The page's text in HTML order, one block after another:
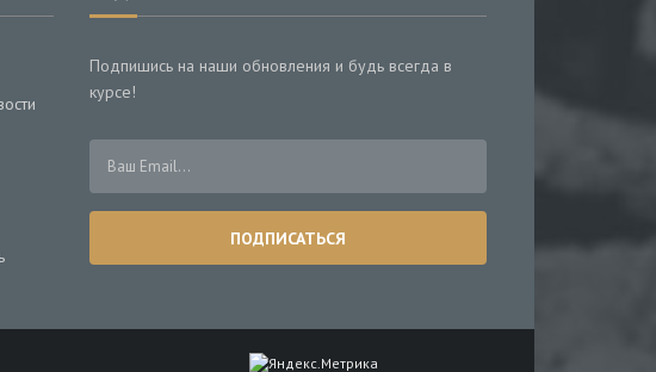
Подпишись на наши обновления и будь всегда в
курсе!